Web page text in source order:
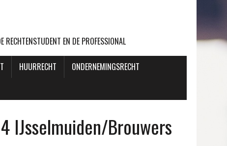
RECHTENSTUDENT EN DE PROFESSIONAL
HUURRECHT
ONDERNEMINGSRECHT
IJsselmuiden/Brouwers